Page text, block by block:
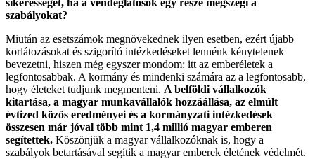
szabályokat?
Miután az esetszámok megnövekednek ilyen esetben, ezért újabb
korlátozásokat és szigorító intézkedéseket lennénk kénytelenek
bevezetni, hiszen még egyszer mondom: itt az emberéletek a
legfontosabbak. A kormány és mindenki számára az a legfontosabb,
hogy életeket tudjunk megmenteni. A belföldi vállalkozók
kitartása, a magyar munkavállalók hozzáállása, az elmúlt
évtized közös eredményei és a kormányzati intézkedések
összesen már jóval több mint 1,4 millió magyar emberen
segítettek. Köszönjük a magyar vállalkozóknak is, hogy a
szabályok betartásával segítik a magyar emberek életének védelmét.